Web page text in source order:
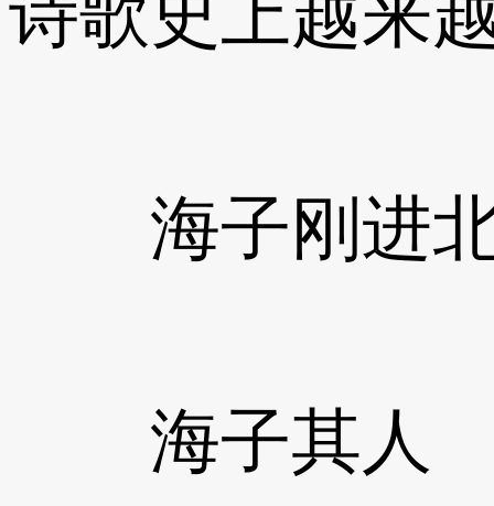
诗歌史上越来
海子刚进北
海子其人